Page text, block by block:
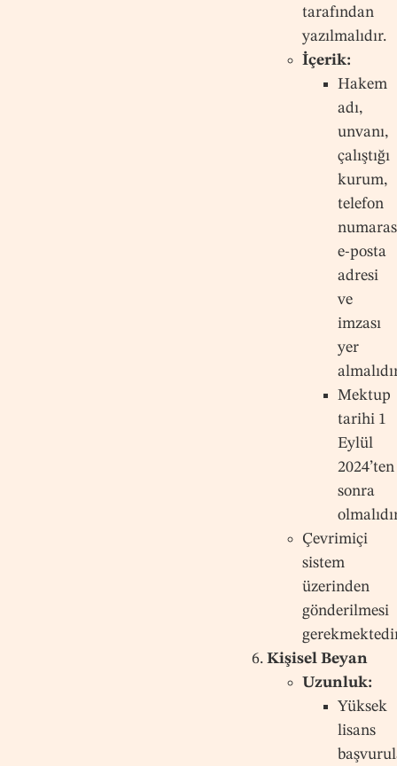
tarafından
yazılmalıdır.
İçerik:
Hakem
adı,
unvanı,
çalıştığı
kurum,
telefon
e-posta
adresi
ve
imzası
yer
Mektup
tarihi 1
Eylül
2024’ten
sonra
Çevrimiçi
sistem
üzerinden
gönderilmesi
Kişisel Beyan
Uzunluk:
Yüksek
lisans